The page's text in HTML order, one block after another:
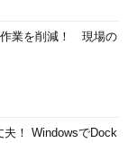
作業を削減！ 現場の
夫！ WindowsでDock